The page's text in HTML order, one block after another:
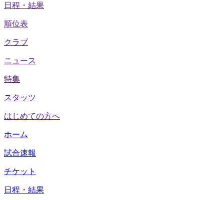
日程・結果
順位表
クラブ
ニュース
特集
スタッツ
はじめての方へ
ホーム
試合速報
チケット
日程・結果